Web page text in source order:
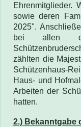
Ehrenmitglieder.
sowie deren
2025".
bei allen
zählten die
Schützenhaus-
Haus- und
Arbeiten der
hatten.
2.) Bekanntgabe